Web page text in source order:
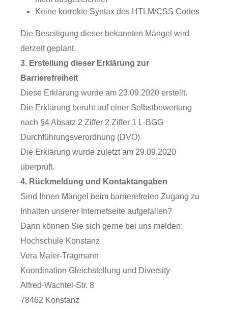
Keine korrekte Syntax des HTLM/CSS Codes
Die Beseitigung dieser bekannten Mängel wird
derzeit geplant.
3. Erstellung dieser Erklärung zur
Barrierefreiheit
Diese Erklärung wurde am 23.09.2020 erstellt.
Die Erklärung beruht auf einer Selbstbewertung
nach §4 Absatz 2 Ziffer 2 Ziffer 1 L-BGG
Durchführungsverordnung (DVO)
Die Erklärung wurde zuletzt am 29.09.2020
überprüft.
4. Rückmeldung und Kontaktangaben
Sind Ihnen Mängel beim barrierefreien Zugang zu
Inhalten unserer Internetseite aufgefallen?
Dann können Sie sich gerne bei uns melden:
Hochschule Konstanz
Vera Maier-Tragmann
Koordination Gleichstellung und Diversity
Alfred-Wachtel-Str. 8
78462 Konstanz